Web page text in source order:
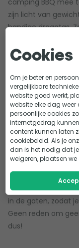
zijn licht van
handige draagtas.
je mee op
park of het strand.
CADAC Safari Chef.
Automatische
thermometer
Wat fijn is aan de
no-time je eerste
De barbecues zijn
piëzo-ontsteking
nauwkeurige
in de gaten, zodat
Geen reden om
dus!
Cookies
Om je beter en
vergelijkbare
website goed werkt,
website elke dag weer
persoonlijke cookies
internetgedrag
content kunnen laten
cookiebeleid. Als je
dan is het nodig dat
weigeren, plaatsen